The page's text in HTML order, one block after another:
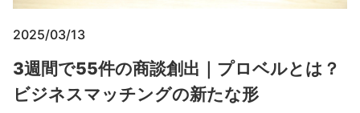
2025/03/13
3週間で55件の商談創出｜プロベルとは？
ビジネスマッチングの新たな形